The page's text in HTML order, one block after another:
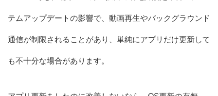
テムアップデートの影響で、動画再生やバックグラウンド
通信が制限されることがあり、単純にアプリだけ更新して
も不十分な場合があります。